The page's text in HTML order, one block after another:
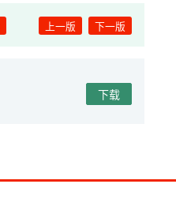
上一版 下一版
下载